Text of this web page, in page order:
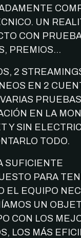
UN
CON
PREMIOS…
2
EN 2
EN LA
Y SIN
TODO.
SUFICIENTE
PARA
EL EQUIPO
UN
CON LOS
LOS MÁS